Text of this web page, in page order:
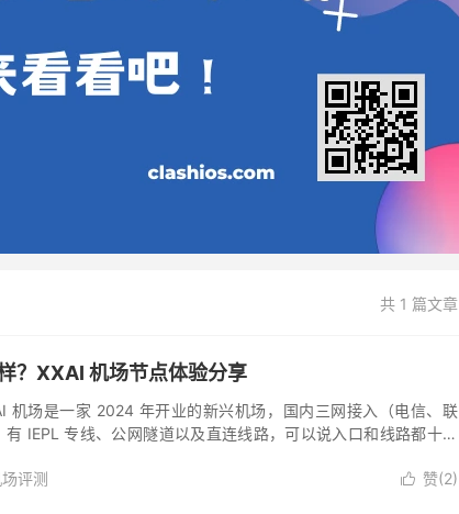
共 1 篇文章
？XXAI 机场节点体验分享
机场是一家 2024 年开业的新兴机场，国内三网接入（电信、联
IEPL 专线、公网隧道以及直连线路，可以说入口和线路都十分
 赞(2)
评测